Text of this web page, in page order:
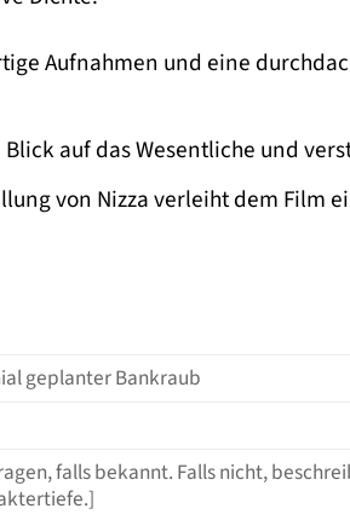
Aufnahmen und eine
auf das Wesentliche und
von Nizza verleiht dem Film
geplanter Bankraub
falls bekannt. Falls nicht,